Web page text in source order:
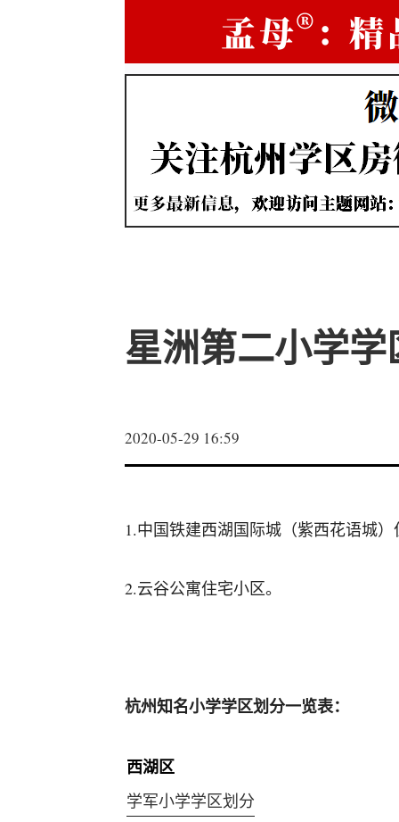
星洲第二小学学
2020-05-29 16:59
1.中国铁建西湖国际城（紫西花语城
2.云谷公寓住宅小区。
杭州知名小学学区划分一览表：
西湖区
学军小学学区划分